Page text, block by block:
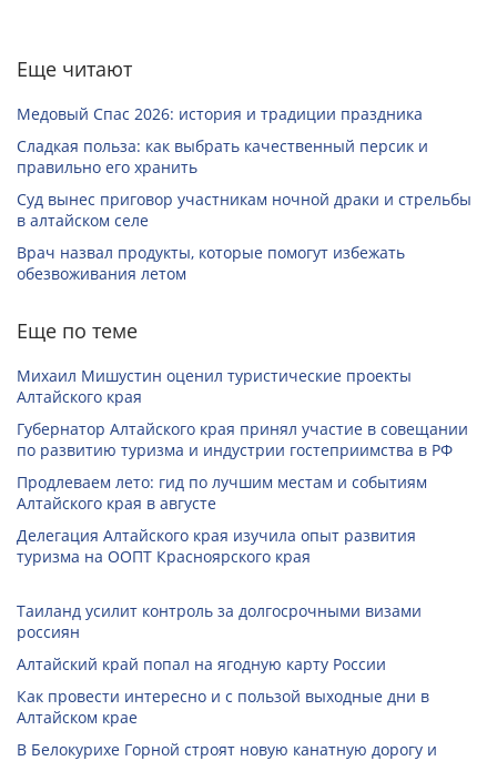
Еще читают
Медовый Спас 2026: история и традиции праздника
Сладкая польза: как выбрать качественный персик и
правильно его хранить
Суд вынес приговор участникам ночной драки и стрельбы
в алтайском селе
Врач назвал продукты, которые помогут избежать
обезвоживания летом
Еще по теме
Михаил Мишустин оценил туристические проекты
Алтайского края
Губернатор Алтайского края принял участие в совещании
по развитию туризма и индустрии гостеприимства в РФ
Продлеваем лето: гид по лучшим местам и событиям
Алтайского края в августе
Делегация Алтайского края изучила опыт развития
туризма на ООПТ Красноярского края
Таиланд усилит контроль за долгосрочными визами
россиян
Алтайский край попал на ягодную карту России
Как провести интересно и с пользой выходные дни в
Алтайском крае
В Белокурихе Горной строят новую канатную дорогу и